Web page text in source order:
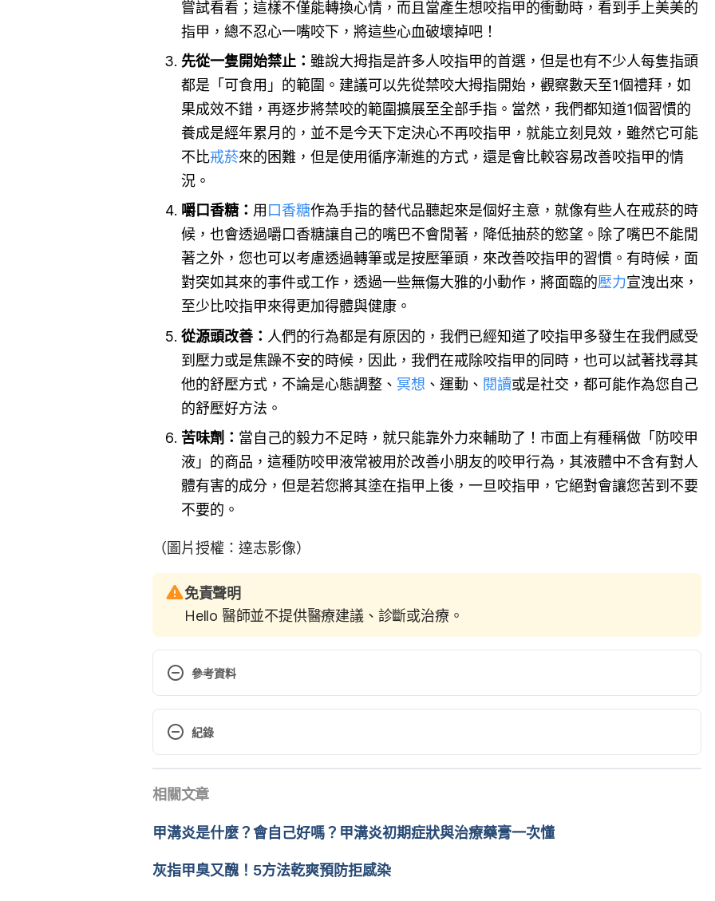
嘗試看看；這樣不僅能轉換心情，而且當產生想咬指甲的衝動時，看到手上美美的
指甲，總不忍心一嘴咬下，將這些心血破壞掉吧！
先從一隻開始禁止： 雖說大拇指是許多人咬指甲的首選，但是也有不少人每隻指頭
都是「可食用」的範圍。建議可以先從禁咬大拇指開始，觀察數天至1個禮拜，如
果成效不錯，再逐步將禁咬的範圍擴展至全部手指。當然，我們都知道1個習慣的
養成是經年累月的，並不是今天下定決心不再咬指甲，就能立刻見效，雖然它可能
不比戒菸來的困難，但是使用循序漸進的方式，還是會比較容易改善咬指甲的情
況。
嚼口香糖： 用 口香糖作為手指的替代品聽起來是個好主意，就像有些人在戒菸的時
候，也會透過嚼口香糖讓自己的嘴巴不會閒著，降低抽菸的慾望。除了嘴巴不能閒
著之外，您也可以考慮透過轉筆或是按壓筆頭，來改善咬指甲的習慣。有時候，面
對突如其來的事件或工作，透過一些無傷大雅的小動作，將面臨的壓力宣洩出來，
至少比咬指甲來得更加得體與健康。
從源頭改善： 人們的行為都是有原因的，我們已經知道了咬指甲多發生在我們感受
到壓力或是焦躁不安的時候，因此，我們在戒除咬指甲的同時，也可以試著找尋其
他的舒壓方式，不論是心態調整、 冥想 、運動、 閱讀或是社交，都可能作為您自己
的舒壓好方法。
苦味劑： 當自己的毅力不足時，就只能靠外力來輔助了！市面上有種稱做「防咬甲
液」的商品，這種防咬甲液常被用於改善小朋友的咬甲行為，其液體中不含有對人
體有害的成分，但是若您將其塗在指甲上後，一旦咬指甲，它絕對會讓您苦到不要
不要的。
（圖片授權：達志影像）
免責聲明
Hello 醫師並不提供醫療建議、診斷或治療。
參考資料
https://www.mayoclinic.org/healthy-lifestyle/adult-health/expert-answers/nail-biting/faq-
20058548 Accessed April 27, 2022
care/nail-care-secrets/basics/stop-biting-nails Accessed April 27, 2022
Nail Biting: When Does It Go Too Far?（Cleveland Clinic）
2022
紀錄
2022/04/27
醫學審稿： 賴建翰醫師
由
連珮妤 更新
相關文章
甲溝炎是什麼？會自己好嗎？甲溝炎初期症狀與治療藥膏一次懂
灰指甲臭又醜！5方法乾爽預防拒感染